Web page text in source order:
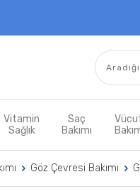
Vitamin
Sağlık
Saç
Bakımı
Göz Çevresi Bakımı